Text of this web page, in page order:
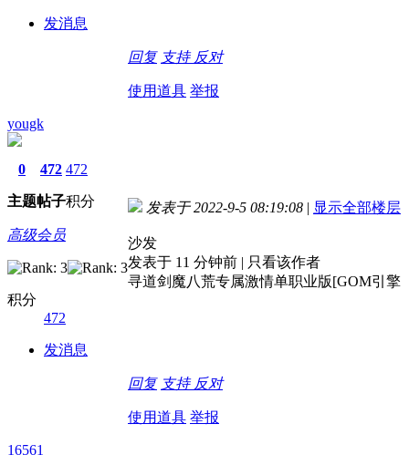
发消息
回复 支持 反对
使用道具 举报
yougk
0
主题
472
帖子
472
积分
高级会员
积分
472
发消息
发表于 2022-9-5 08:19:08 | 显示全部楼层
沙发
发表于 11 分钟前 | 只看该作者
寻道剑魔八荒专属激情单职业版[GOM引擎
回复 支持 反对
使用道具 举报
16561